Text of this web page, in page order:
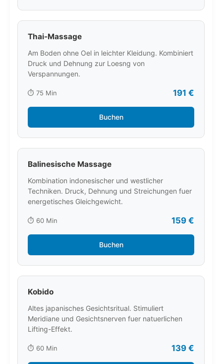
Thai-Massage
Am Boden ohne Oel in leichter Kleidung. Kombiniert
Druck und Dehnung zur Loesng von
Verspannungen.
⏱️ 75 Min 191 €
Buchen
Balinesische Massage
Kombination indonesischer und westlicher
Techniken. Druck, Dehnung und Streichungen fuer
energetisches Gleichgewicht.
⏱️ 60 Min 159 €
Buchen
Kobido
Altes japanisches Gesichtsritual. Stimuliert
Meridiane und Gesichtsnerven fuer natuerlichen
Lifting-Effekt.
⏱️ 60 Min 139 €